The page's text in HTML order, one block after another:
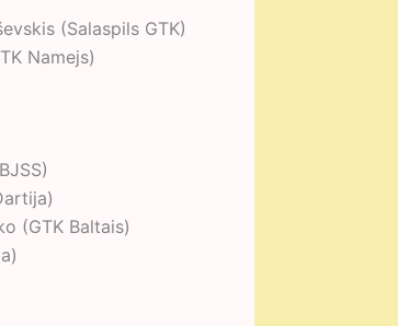
(Salaspils GTK)
Namejs)
(GTK Baltais)